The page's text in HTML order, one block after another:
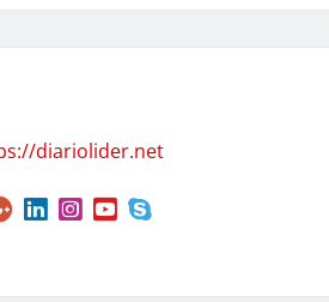
diariolider.net